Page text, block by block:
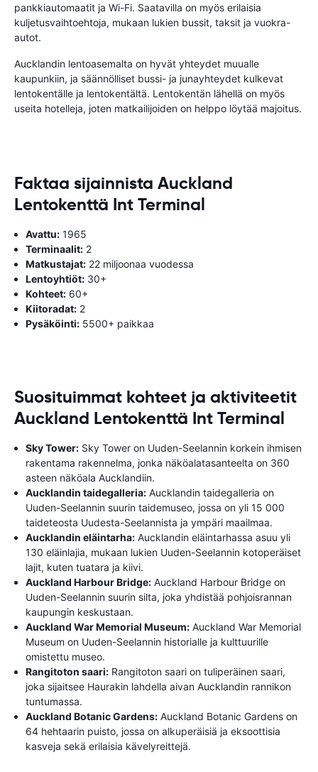
pankkiautomaatit ja Wi-Fi. Saatavilla on myös erilaisia ​​
kuljetusvaihtoehtoja, mukaan lukien bussit, taksit ja vuokra-
autot.
Aucklandin lentoasemalta on hyvät yhteydet muualle
kaupunkiin, ja säännölliset bussi- ja junayhteydet kulkevat
lentokentälle ja lentokentältä. Lentokentän lähellä on myös
useita hotelleja, joten matkailijoiden on helppo löytää majoitus.
Faktaa sijainnista Auckland
Lentokenttä Int Terminal
Avattu: 1965
Terminaalit: 2
Matkustajat: 22 miljoonaa vuodessa
Lentoyhtiöt: 30+
Kohteet: 60+
Kiitoradat: 2
Pysäköinti: 5500+ paikkaa
Suosituimmat kohteet ja aktiviteetit
Auckland Lentokenttä Int Terminal
Sky Tower: Sky Tower on Uuden-Seelannin korkein ihmisen
rakentama rakennelma, jonka näköalatasanteelta on 360
asteen näköala Aucklandiin.
Aucklandin taidegalleria: Aucklandin taidegalleria on
Uuden-Seelannin suurin taidemuseo, jossa on yli 15 000
taideteosta Uudesta-Seelannista ja ympäri maailmaa.
Aucklandin eläintarha: Aucklandin eläintarhassa asuu yli
130 eläinlajia, mukaan lukien Uuden-Seelannin kotoperäiset
lajit, kuten tuatara ja kiivi.
Auckland Harbour Bridge: Auckland Harbour Bridge on
Uuden-Seelannin suurin silta, joka yhdistää pohjoisrannan
kaupungin keskustaan.
Auckland War Memorial Museum: Auckland War Memorial
Museum on Uuden-Seelannin historialle ja kulttuurille
omistettu museo.
Rangitoton saari: Rangitoton saari on tuliperäinen saari,
joka sijaitsee Haurakin lahdella aivan Aucklandin rannikon
tuntumassa.
Auckland Botanic Gardens: Auckland Botanic Gardens on
64 hehtaarin puisto, jossa on alkuperäisiä ja eksoottisia
kasveja sekä erilaisia ​​kävelyreittejä.